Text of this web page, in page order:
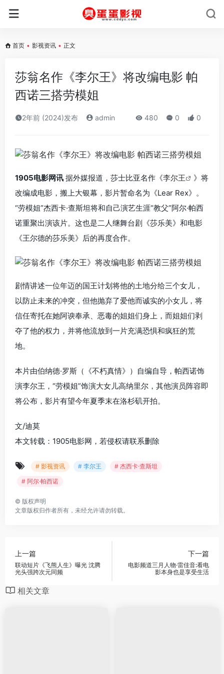
首页 • 影视资讯 • 正文
莎翁名作《李尔王》将改编电影 帕
西诺三搭劳模姐
2年前 (2024)发布 admin 480 0 0
1905电影网讯 据外媒报道，莎士比亚名作《李尔王
》将
改编成电影，搬上大银幕，影片暂命名为《Lear Rex》。
“劳模姐”杰西卡·查斯坦将和自己演艺生涯“教父”阿尔·帕西
诺重聚出演该片。这也是二人继舞台剧《莎乐美》和电影
《王尔德的莎乐美》后的再度合作。
剧情讲述一位年迈的国王计划将他的土地分给三个女儿，
以防止未来的冲突，但他抛弃了爱他而诚实的小女儿，将
信任寄托在她阿谀奉承、恶毒的姐姐们身上，而姐姐们剥
夺了他的权力，并将他流放到一片充满恐惧和疯狂的荒
地。
本片由伯纳德·罗斯（《不朽真情》）自编自导，帕西诺饰
演李尔王，“劳模姐”饰演大女儿高纳里尔，其他演员阵容即
将公布，影片有望今年夏季末在洛杉矶开拍。
文/迪莫
本文转载：1905电影网，若侵权请联系删除
# 影视资讯 # 李尔王
# 杰西卡·查斯坦
# 阿尔·帕西诺
© 版权声明
文章版权归作者所有，未经允许请勿转载。
上一篇
联动短片《飞熊人生》曝光 沈腾
光头强跨次元同频
下一篇
电影频道三月人物·雷佳音:看电
影本身也是享受生活
相关文章